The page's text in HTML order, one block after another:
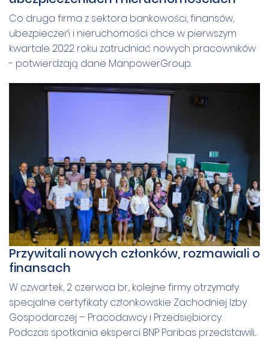
Co druga firma z sektora bankowości, finansów,
ubezpieczeń i nieruchomości chce w pierwszym
kwartale 2022 roku zatrudniać nowych pracowników
- potwierdzają dane ManpowerGroup.
Przywitali nowych członków, rozmawiali o
finansach
W czwartek, 2 czerwca br., kolejne firmy otrzymały
specjalne certyfikaty członkowskie Zachodniej Izby
Gospodarczej – Pracodawcy i Przedsiębiorcy.
Podczas spotkania eksperci BNP Paribas przedstawili...